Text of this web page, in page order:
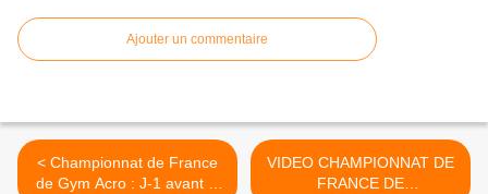
Ajouter un commentaire
< Championnat de France
de Gym Acro : J-1 avant la
VIDEO CHAMPIONNAT DE
FRANCE DE